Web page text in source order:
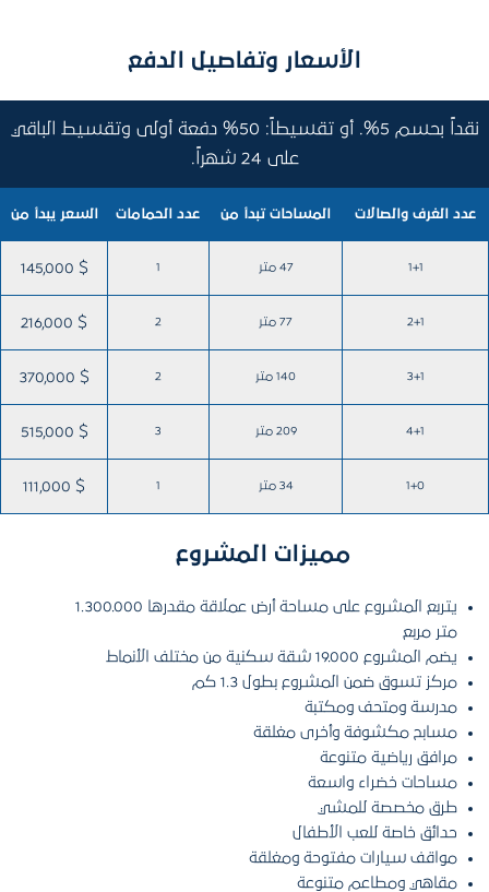
الأسعار وتفاصيل الدفع
نقداً بحسم 5%. أو تقسيطاً: 50% دفعة أولى وتقسيط الباقي
على 24 شهراً.
عدد الغرف والصالات المساحات تبدأ من عدد الحمامات السعر يبدأ من
1+1 47 متر 1
145,000 $
2+1 77 متر 2
216,000 $
3+1 140 متر 2
370,000 $
4+1 209 متر 3
515,000 $
1+0 34 متر 1
111,000 $
مميزات المشروع
يتربع المشروع على مساحة أرض عملاقة مقدرها 1.300.000
متر مربع
يضم المشروع 19.000 شقة سكنية من مختلف الأنماط
مركز تسوق ضمن المشروع بطول 1.3 كم
مدرسة ومتحف ومكتبة
مسابح مكشوفة وأخرى مغلقة
مرافق رياضية متنوعة
مساحات خضراء واسعة
طرق مخصصة للمشي
حدائق خاصة للعب الأطفال
مواقف سيارات مفتوحة ومغلقة
مقاهي ومطاعم متنوعة